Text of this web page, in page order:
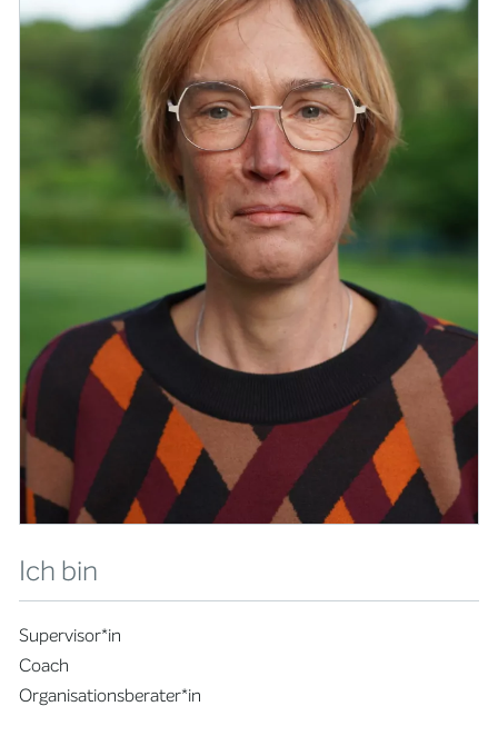
Ich bin
Supervisor*in
Coach
Organisationsberater*in